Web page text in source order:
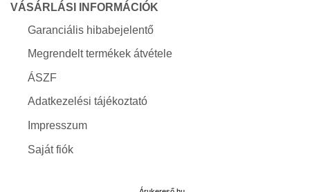
VÁSÁRLÁSI INFORMÁCIÓK
Garanciális hibabejelentő
Megrendelt termékek átvétele
ÁSZF
Adatkezelési tájékoztató
Impresszum
Saját fiók